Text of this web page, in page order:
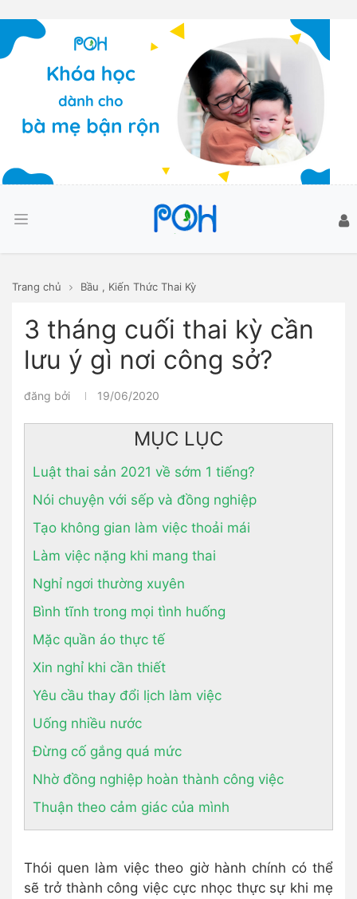
Trang chủ Bầu , Kiến Thức Thai Kỳ
3 tháng cuối thai kỳ cần
lưu ý gì nơi công sở?
đăng bởi 19/06/2020
MỤC LỤC
Luật thai sản 2021 về sớm 1 tiếng?
Nói chuyện với sếp và đồng nghiệp
Tạo không gian làm việc thoải mái
Làm việc nặng khi mang thai
Nghỉ ngơi thường xuyên
Bình tĩnh trong mọi tình huống
Mặc quần áo thực tế
Xin nghỉ khi cần thiết
Yêu cầu thay đổi lịch làm việc
Uống nhiều nước
Đừng cố gắng quá mức
Nhờ đồng nghiệp hoàn thành công việc
Thuận theo cảm giác của mình
Thói quen làm việc theo giờ hành chính có thể
sẽ trở thành công việc cực nhọc thực sự khi mẹ